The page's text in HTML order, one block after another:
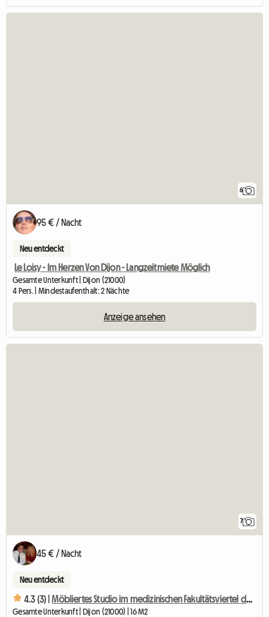
6
95 € / Nacht
Neu entdeckt
Le Loisy - Im Herzen Von Dijon - Langzeitmiete Möglich
Gesamte Unterkunft | Dijon (21000)
4 Pers. | Mindestaufenthalt: 2 Nächte
Anzeige ansehen
7
45 € / Nacht
Neu entdeckt
4.3 (3) | Möbliertes Studio im medizinischen Fakultätsviertel der CHU
Gesamte Unterkunft | Dijon (21000) | 16 M2